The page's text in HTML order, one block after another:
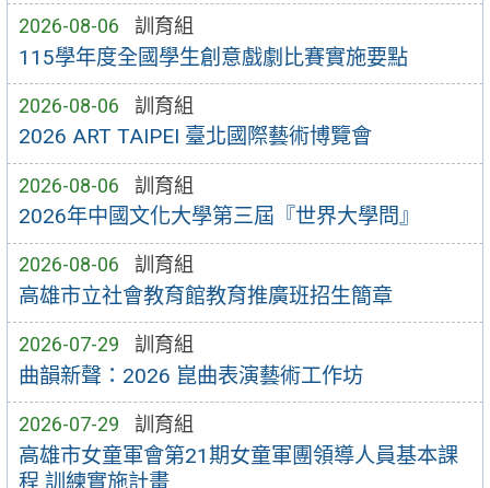
2026-08-06 訓育組
115學年度全國學生創意戲劇比賽實施要點
2026-08-06 訓育組
2026 ART TAIPEI 臺北國際藝術博覽會
2026-08-06 訓育組
2026年中國文化大學第三屆『世界大學問』
2026-08-06 訓育組
高雄市立社會教育館教育推廣班招生簡章
2026-07-29 訓育組
曲韻新聲：2026 崑曲表演藝術工作坊
2026-07-29 訓育組
高雄市女童軍會第21期女童軍團領導人員基本課
程 訓練實施計畫